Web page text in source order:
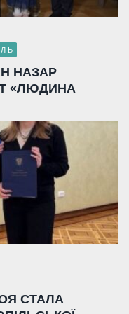
НАЗАР
«ЛЮДИНА
СТАЛА